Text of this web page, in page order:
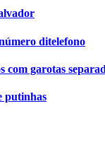
ditelefono
com garotas
putinhas